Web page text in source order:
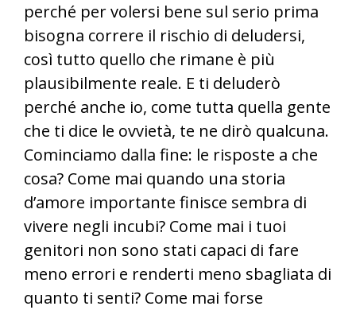
perché per volersi bene sul serio prima
bisogna correre il rischio di deludersi,
così tutto quello che rimane è più
plausibilmente reale. E ti deluderò
perché anche io, come tutta quella gente
che ti dice le ovvietà, te ne dirò qualcuna.
Cominciamo dalla fine: le risposte a che
cosa? Come mai quando una storia
d’amore importante finisce sembra di
vivere negli incubi? Come mai i tuoi
genitori non sono stati capaci di fare
meno errori e renderti meno sbagliata di
quanto ti senti? Come mai forse